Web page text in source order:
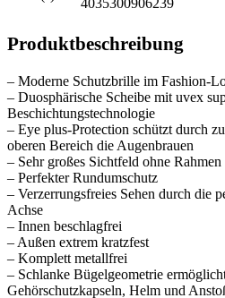
4035300906239
Produktbeschreibung
– Moderne Schutzbrille im Fashion-
– Duosphärische Scheibe mit uvex
Beschichtungstechnologie
– Eye plus-Protection schützt durch
oberen Bereich die Augenbrauen
– Sehr großes Sichtfeld ohne Rahmen
– Perfekter Rundumschutz
– Verzerrungsfreies Sehen durch die
Achse
– Innen beschlagfrei
– Außen extrem kratzfest
– Komplett metallfrei
– Schlanke Bügelgeometrie
Gehörschutzkapseln, Helm und